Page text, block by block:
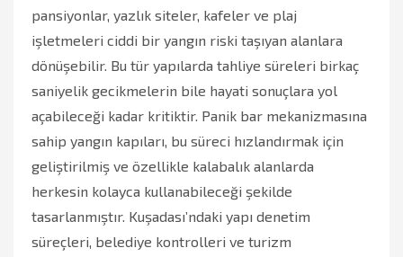
pansiyonlar, yazlık siteler, kafeler ve plaj
işletmeleri ciddi bir yangın riski taşıyan alanlara
dönüşebilir. Bu tür yapılarda tahliye süreleri birkaç
saniyelik gecikmelerin bile hayati sonuçlara yol
açabileceği kadar kritiktir. Panik bar mekanizmasına
sahip yangın kapıları, bu süreci hızlandırmak için
geliştirilmiş ve özellikle kalabalık alanlarda
herkesin kolayca kullanabileceği şekilde
tasarlanmıştır. Kuşadası’ndaki yapı denetim
süreçleri, belediye kontrolleri ve turizm